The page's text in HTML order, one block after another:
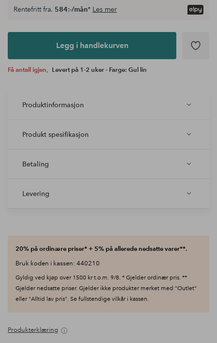
Legg i
Rentefritt fra. 584:-/mån* Les mer
Legg i handlekurven
Få antall igjen, Levert på 1-2 uker - Farge: Gul lin
Produktinformasjon
Produkt spesifikasjon
Betaling
Levering
20% på ordinære priser* + 5% på allerede nedsatte varer**.
Bruk koden i kassen: 440210
Gyldig ved kjøp over 1500 kr t.o.m. 9/8. * Gjelder ordinær pris. **
Gjelder nedsatte priser. Gjelder ikke produkter merket med "Outlet"
eller "Alltid lav pris". Se fullstendige vilkår i kassen.
Produkterklæring